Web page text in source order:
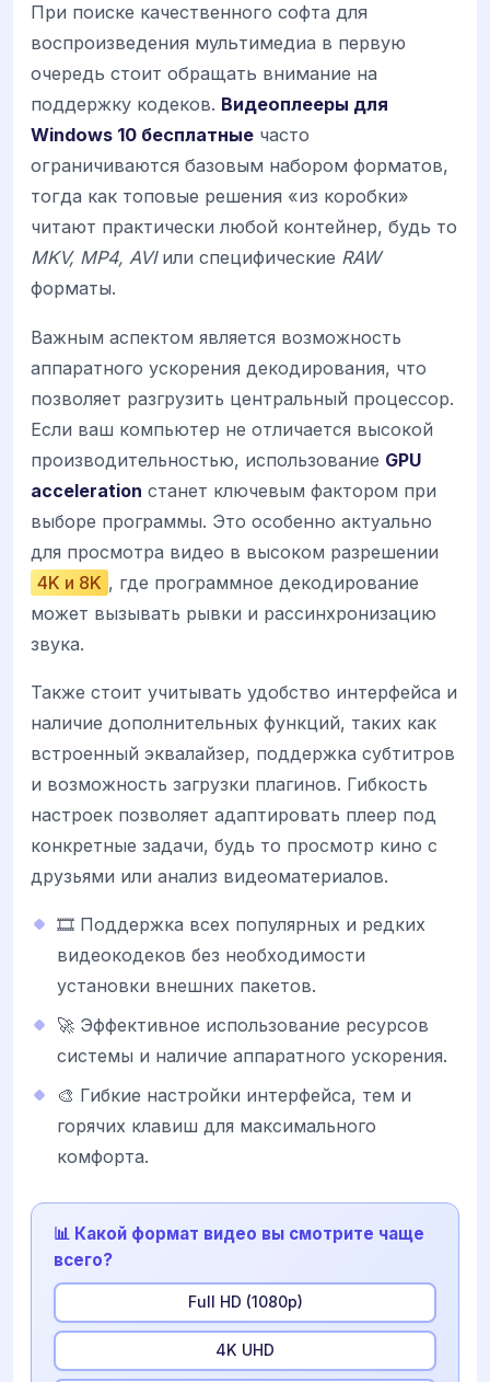
При поиске качественного софта для
воспроизведения мультимедиа в первую
очередь стоит обращать внимание на
поддержку кодеков. Видеоплееры для
Windows 10 бесплатные часто
ограничиваются базовым набором форматов,
тогда как топовые решения «из коробки»
читают практически любой контейнер, будь то
MKV, MP4, AVIили специфические RAW
форматы.
Важным аспектом является возможность
аппаратного ускорения декодирования, что
позволяет разгрузить центральный процессор.
Если ваш компьютер не отличается высокой
производительностью, использование GPU
acceleration станет ключевым фактором при
выборе программы. Это особенно актуально
для просмотра видео в высоком разрешении
4K и 8K , где программное декодирование
может вызывать рывки и рассинхронизацию
звука.
Также стоит учитывать удобство интерфейса и
наличие дополнительных функций, таких как
встроенный эквалайзер, поддержка субтитров
и возможность загрузки плагинов. Гибкость
настроек позволяет адаптировать плеер под
конкретные задачи, будь то просмотр кино с
друзьями или анализ видеоматериалов.
🎞️ Поддержка всех популярных и редких
видеокодеков без необходимости
установки внешних пакетов.
🚀 Эффективное использование ресурсов
системы и наличие аппаратного ускорения.
🎨 Гибкие настройки интерфейса, тем и
горячих клавиш для максимального
комфорта.
📊 Какой формат видео вы смотрите чаще
всего?
Full HD (1080p)
4K UHD